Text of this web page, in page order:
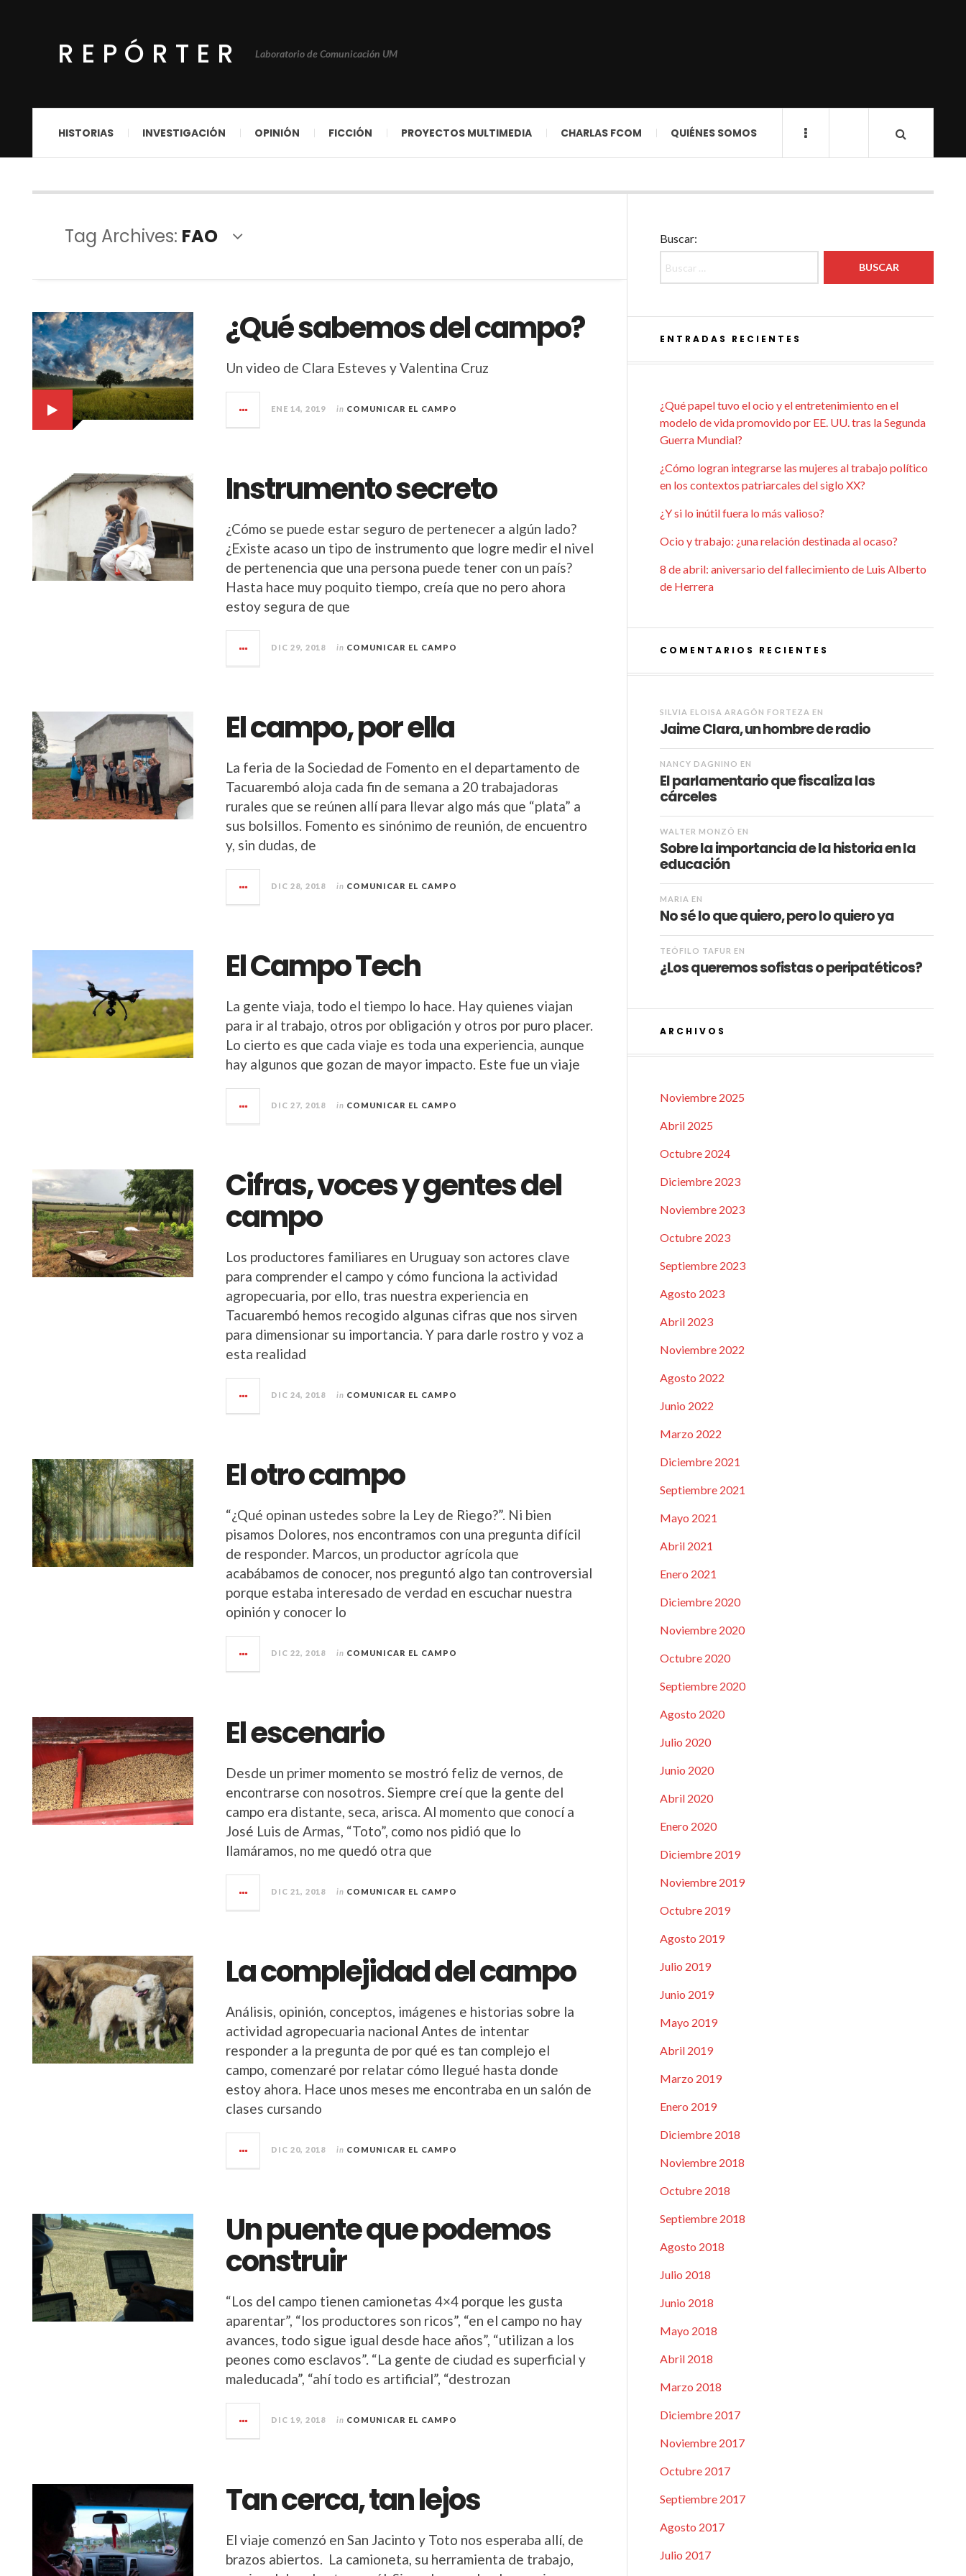
REPÓRTER Laboratorio de Comunicación UM
HISTORIAS INVESTIGACIÓN OPINIÓN FICCIÓN PROYECTOS MULTIMEDIA CHARLAS FCOM QUIÉNES SOMOS
Tag Archives: FAO
¿Qué sabemos del campo?
Un video de Clara Esteves y Valentina Cruz
ENE 14, 2019 in COMUNICAR EL CAMPO
Instrumento secreto
¿Cómo se puede estar seguro de pertenecer a algún lado?
¿Existe acaso un tipo de instrumento que logre medir el nivel
de pertenencia que una persona puede tener con un país?
Hasta hace muy poquito tiempo, creía que no pero ahora
estoy segura de que
DIC 29, 2018 in COMUNICAR EL CAMPO
El campo, por ella
La feria de la Sociedad de Fomento en el departamento de
Tacuarembó aloja cada fin de semana a 20 trabajadoras
rurales que se reúnen allí para llevar algo más que “plata” a
sus bolsillos. Fomento es sinónimo de reunión, de encuentro
y, sin dudas, de
DIC 28, 2018 in COMUNICAR EL CAMPO
El Campo Tech
La gente viaja, todo el tiempo lo hace. Hay quienes viajan
para ir al trabajo, otros por obligación y otros por puro placer.
Lo cierto es que cada viaje es toda una experiencia, aunque
hay algunos que gozan de mayor impacto. Este fue un viaje
DIC 27, 2018 in COMUNICAR EL CAMPO
Cifras, voces y gentes del
campo
Los productores familiares en Uruguay son actores clave
para comprender el campo y cómo funciona la actividad
agropecuaria, por ello, tras nuestra experiencia en
Tacuarembó hemos recogido algunas cifras que nos sirven
para dimensionar su importancia. Y para darle rostro y voz a
esta realidad
DIC 24, 2018 in COMUNICAR EL CAMPO
El otro campo
“¿Qué opinan ustedes sobre la Ley de Riego?”. Ni bien
pisamos Dolores, nos encontramos con una pregunta difícil
de responder. Marcos, un productor agrícola que
acabábamos de conocer, nos preguntó algo tan controversial
porque estaba interesado de verdad en escuchar nuestra
opinión y conocer lo
DIC 22, 2018 in COMUNICAR EL CAMPO
El escenario
Desde un primer momento se mostró feliz de vernos, de
encontrarse con nosotros. Siempre creí que la gente del
campo era distante, seca, arisca. Al momento que conocí a
José Luis de Armas, “Toto”, como nos pidió que lo
llamáramos, no me quedó otra que
DIC 21, 2018 in COMUNICAR EL CAMPO
La complejidad del campo
Análisis, opinión, conceptos, imágenes e historias sobre la
actividad agropecuaria nacional Antes de intentar
responder a la pregunta de por qué es tan complejo el
campo, comenzaré por relatar cómo llegué hasta donde
estoy ahora. Hace unos meses me encontraba en un salón de
clases cursando
DIC 20, 2018 in COMUNICAR EL CAMPO
Un puente que podemos
construir
“Los del campo tienen camionetas 4×4 porque les gusta
aparentar”, “los productores son ricos”, “en el campo no hay
avances, todo sigue igual desde hace años”, “utilizan a los
peones como esclavos”. “La gente de ciudad es superficial y
maleducada”, “ahí todo es artificial”, “destrozan
DIC 19, 2018 in COMUNICAR EL CAMPO
Tan cerca, tan lejos
El viaje comenzó en San Jacinto y Toto nos esperaba allí, de
brazos abiertos. La camioneta, su herramienta de trabajo,
Buscar:
ENTRADAS RECIENTES
¿Qué papel tuvo el ocio y el entretenimiento en el
modelo de vida promovido por EE. UU. tras la Segunda
Guerra Mundial?
¿Cómo logran integrarse las mujeres al trabajo político
en los contextos patriarcales del siglo XX?
¿Y si lo inútil fuera lo más valioso?
Ocio y trabajo: ¿una relación destinada al ocaso?
8 de abril: aniversario del fallecimiento de Luis Alberto
de Herrera
COMENTARIOS RECIENTES
SILVIA ELOISA ARAGÓN FORTEZA EN
Jaime Clara, un hombre de radio
NANCY DAGNINO EN
El parlamentario que fiscaliza las
cárceles
WALTER MONZÓ EN
Sobre la importancia de la historia en la
educación
MARIA EN
No sé lo que quiero, pero lo quiero ya
TEÓFILO TAFUR EN
¿Los queremos sofistas o peripatéticos?
ARCHIVOS
Noviembre 2025
Abril 2025
Octubre 2024
Diciembre 2023
Noviembre 2023
Octubre 2023
Septiembre 2023
Agosto 2023
Abril 2023
Noviembre 2022
Agosto 2022
Junio 2022
Marzo 2022
Diciembre 2021
Septiembre 2021
Mayo 2021
Abril 2021
Enero 2021
Diciembre 2020
Noviembre 2020
Octubre 2020
Septiembre 2020
Agosto 2020
Julio 2020
Junio 2020
Abril 2020
Enero 2020
Diciembre 2019
Noviembre 2019
Octubre 2019
Agosto 2019
Julio 2019
Junio 2019
Mayo 2019
Abril 2019
Marzo 2019
Enero 2019
Diciembre 2018
Noviembre 2018
Octubre 2018
Septiembre 2018
Agosto 2018
Julio 2018
Junio 2018
Mayo 2018
Abril 2018
Marzo 2018
Diciembre 2017
Noviembre 2017
Octubre 2017
Septiembre 2017
Agosto 2017
Julio 2017